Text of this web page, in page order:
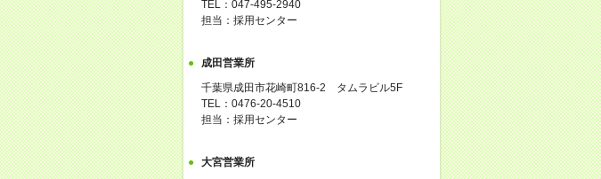
TEL：047-495-2940
担当：採用センター
成田営業所
千葉県成田市花崎町816-2 タムラビル5F
TEL：0476-20-4510
担当：採用センター
大宮営業所